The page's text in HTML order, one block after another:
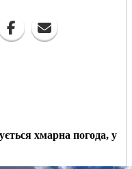
хмарна погода, у